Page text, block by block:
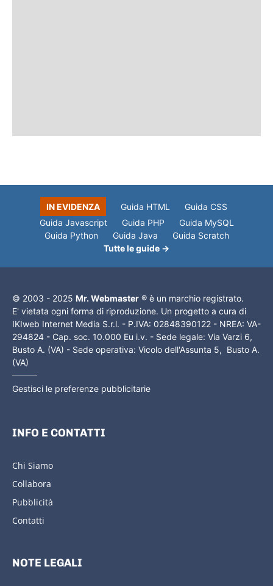
IN EVIDENZA Guida HTML
Guida CSS
Guida Javascript
Guida PHP
Guida MySQL
Guida Python
Guida Java
Guida Scratch
Tutte le guide →
© 2003 - 2025 Mr. Webmaster ® è un marchio registrato.
E' vietata ogni forma di riproduzione. Un progetto a cura di
IKIweb Internet Media S.r.l. - P.IVA: 02848390122 - NREA: VA-
294824 - Cap. soc. 10.000 Eu i.v. - Sede legale: Via Varzi 6,
Busto A. (VA) - Sede operativa: Vicolo dell'Assunta 5, Busto A.
(VA)
Gestisci le preferenze pubblicitarie
INFO E CONTATTI
Chi Siamo
Collabora
Pubblicità
Contatti
NOTE LEGALI